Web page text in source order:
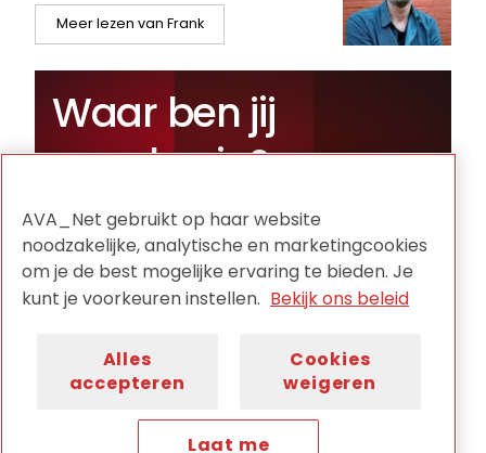
Meer lezen van Frank
Waar ben jij
mee bezig?
Deel je nieuws met AVA_Net
Ja, leuk!
KIA
AVA_Net gebruikt op haar website
noodzakelijke, analytische en marketingcookies
om je de best mogelijke ervaring te bieden. Je
kunt je voorkeuren instellen. Bekijk ons beleid
Alles
accepteren
Cookies
weigeren
Laat me